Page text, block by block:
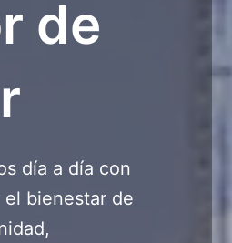
de
día a día con
bienestar de